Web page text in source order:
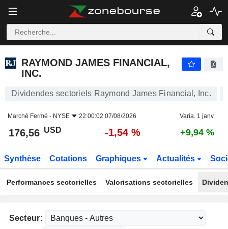
RAYMOND JAMES FINANCIAL,
INC.
Dividendes sectoriels Raymond James Financial, Inc.
Marché Fermé - NYSE 22:00:02 07/08/2026 Varia. 1 janv.
176,56 USD -1,54 % +9,94 %
Synthèse Cotations Graphiques Actualités
Performances sectorielles Valorisations sectorielles
Secteur: